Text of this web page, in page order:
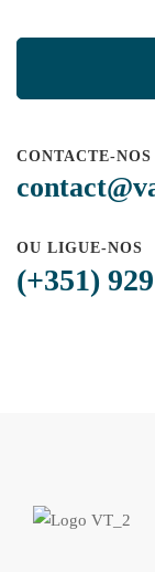
CONTACTE-
OU LIGUE-NOS
(+351)